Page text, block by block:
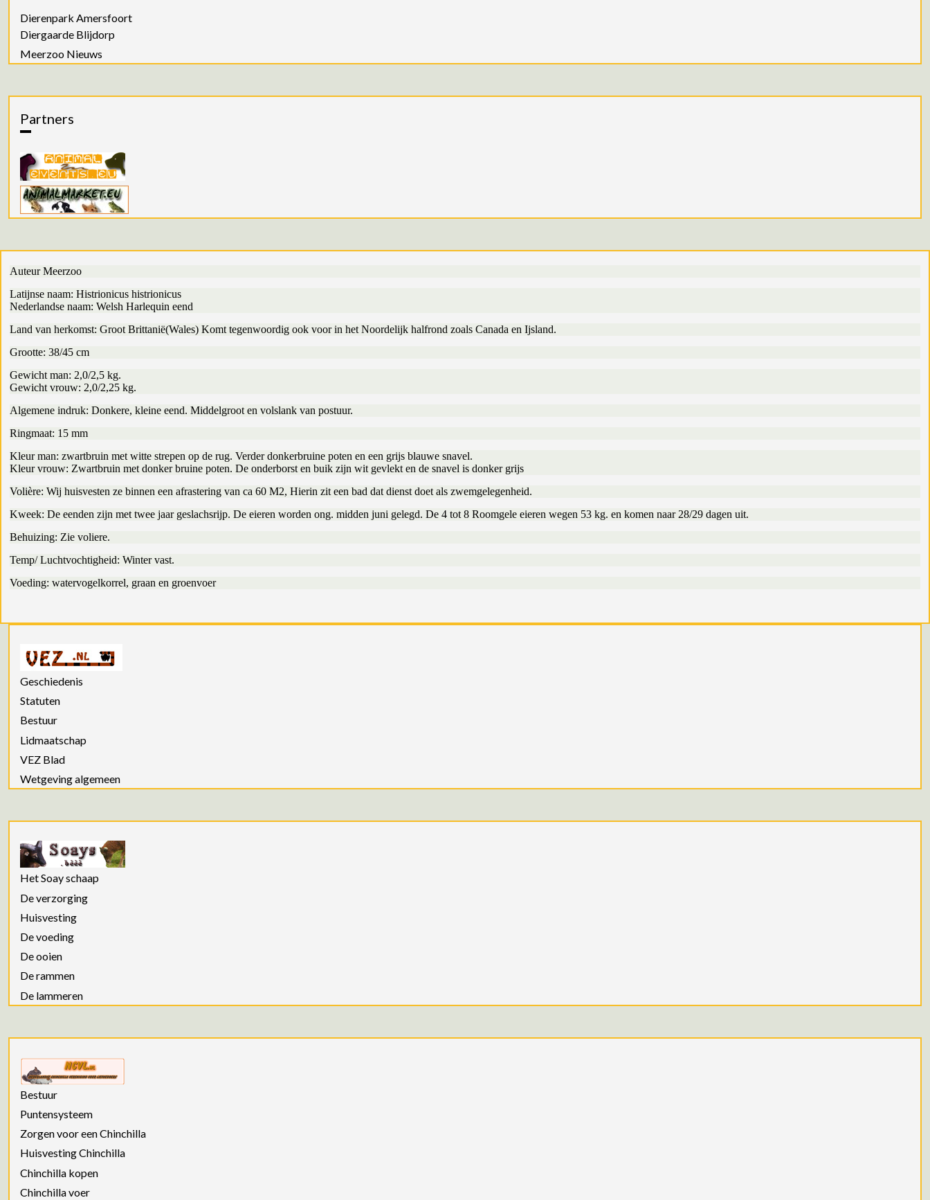
Dierenpark Amersfoort
Diergaarde Blijdorp
Meerzoo Nieuws
Partners
Auteur Meerzoo
Latijnse naam: Histrionicus histrionicus
Nederlandse naam: Welsh Harlequin eend
Land van herkomst: Groot Brittanië(Wales) Komt tegenwoordig ook voor in het Noordelijk halfrond zoals Canada en Ijsland.
Grootte: 38/45 cm
Gewicht man: 2,0/2,5 kg.
Gewicht vrouw: 2,0/2,25 kg.
Algemene indruk: Donkere, kleine eend. Middelgroot en volslank van postuur.
Ringmaat: 15 mm
Kleur man: zwartbruin met witte strepen op de rug. Verder donkerbruine poten en een grijs blauwe snavel.
Kleur vrouw: Zwartbruin met donker bruine poten. De onderborst en buik zijn wit gevlekt en de snavel is donker grijs
Volière: Wij huisvesten ze binnen een afrastering van ca 60 M2, Hierin zit een bad dat dienst doet als zwemgelegenheid.
Kweek: De eenden zijn met twee jaar geslachsrijp. De eieren worden ong. midden juni gelegd. De 4 tot 8 Roomgele eieren wegen 53 kg. en komen naar 28/29 dagen uit.
Behuizing: Zie voliere.
Temp/ Luchtvochtigheid: Winter vast.
Voeding: watervogelkorrel, graan en groenvoer
Geschiedenis
Statuten
Bestuur
Lidmaatschap
VEZ Blad
Wetgeving algemeen
Het Soay schaap
De verzorging
Huisvesting
De voeding
De ooien
De rammen
De lammeren
Bestuur
Puntensysteem
Zorgen voor een Chinchilla
Huisvesting Chinchilla
Chinchilla kopen
Chinchilla voer